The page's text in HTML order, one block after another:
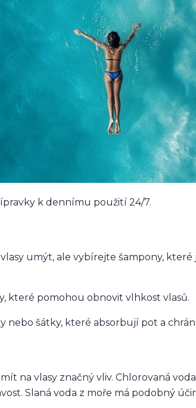
k dennímu použití 24/7.
umýt, ale vybírejte šampony, které
které pomohou obnovit vlhkost vlasů.
šátky, které absorbují pot a
na vlasy značný vliv. Chlorovaná
Slaná voda z moře má podobný